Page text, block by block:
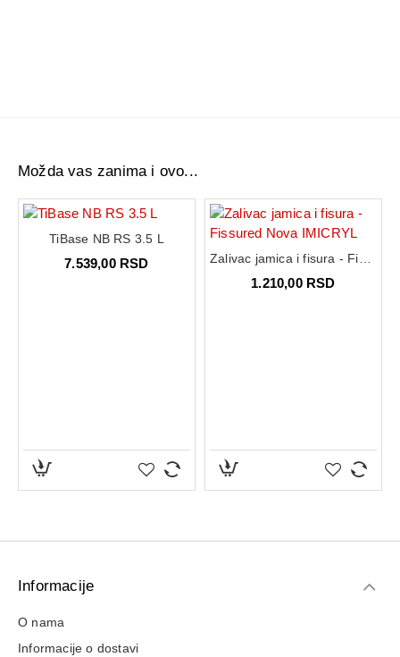
Možda vas zanima i ovo...
TiBase NB RS 3.5 L
7.539,00 RSD
1.210,00 RSD
Informacije
O nama
Informacije o dostavi